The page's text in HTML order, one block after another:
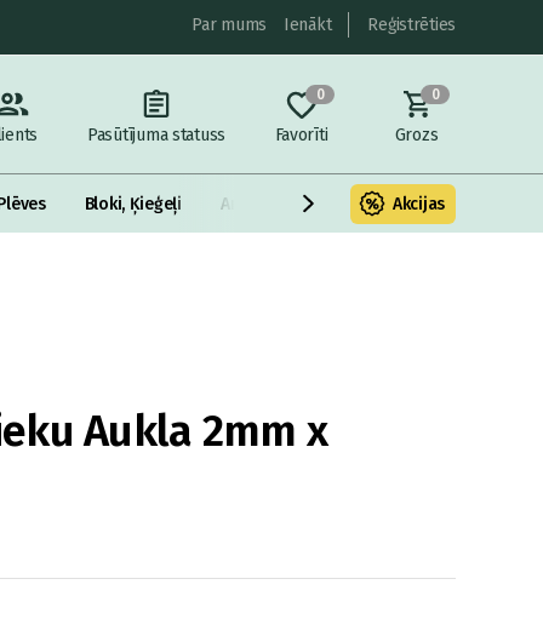
Par mums Ienākt Reģistrēties
Pasūtījuma statuss
0
Favorīti
0
Grozs
Bloki, Ķieģeļi Armatūra un metāls Fasādes
Akcijas
Aukla 2mm x